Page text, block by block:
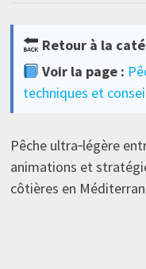
Retour à la
Voir la page :
techniques et
Pêche ultra‑légère
animations et
côtières en